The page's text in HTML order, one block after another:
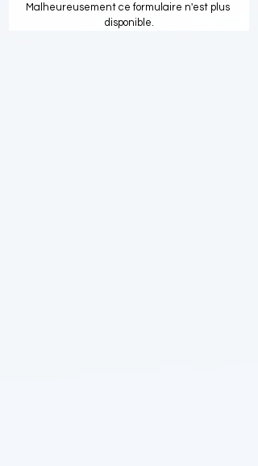
Malheureusement ce formulaire n'est plus
disponible.